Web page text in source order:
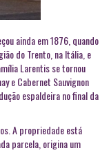
ainda em 1876, quando
do Trento, na Itália, e
Larentis se tornou
e Cabernet Sauvignon
espaldeira no final da
A propriedade está
parcela, origina um